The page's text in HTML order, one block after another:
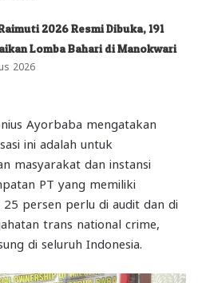
2026 Resmi Dibuka, 191
Lomba Bahari di Manokwari
2026
Ayorbaba mengatakan
ini adalah untuk
masyarakat dan instansi
PT yang memiliki
persen perlu di audit dan di
trans national crime,
di seluruh Indonesia.